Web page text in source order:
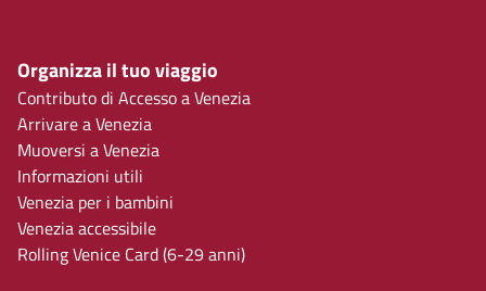
Organizza il tuo viaggio
Contributo di Accesso a Venezia
Arrivare a Venezia
Muoversi a Venezia
Informazioni utili
Venezia per i bambini
Venezia accessibile
Rolling Venice Card (6-29 anni)